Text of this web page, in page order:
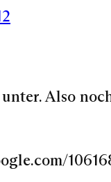
Also